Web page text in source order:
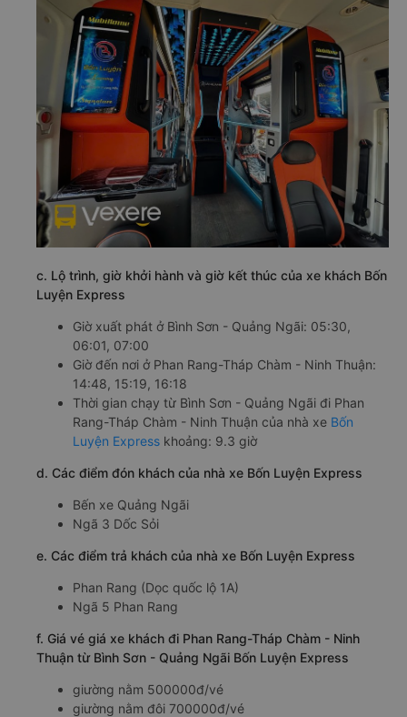
c. Lộ trình, giờ khởi hành và giờ kết thúc của xe khách Bốn
Luyện Express
Giờ xuất phát ở Bình Sơn - Quảng Ngãi: 05:30,
06:01, 07:00
Giờ đến nơi ở Phan Rang-Tháp Chàm - Ninh Thuận:
14:48, 15:19, 16:18
Thời gian chạy từ Bình Sơn - Quảng Ngãi đi Phan
Rang-Tháp Chàm - Ninh Thuận của nhà xe Bốn
Luyện Express khoảng: 9.3 giờ
d. Các điểm đón khách của nhà xe Bốn Luyện Express
Bến xe Quảng Ngãi
Ngã 3 Dốc Sỏi
e. Các điểm trả khách của nhà xe Bốn Luyện Express
Phan Rang (Dọc quốc lộ 1A)
Ngã 5 Phan Rang
f. Giá vé giá xe khách đi Phan Rang-Tháp Chàm - Ninh
Thuận từ Bình Sơn - Quảng Ngãi Bốn Luyện Express
giường nằm 500000đ/vé
giường nằm đôi 700000đ/vé